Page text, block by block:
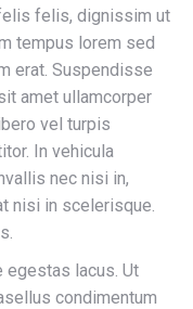
felis, dignissim ut
tempus lorem sed
erat. Suspendisse
amet ullamcorper
vel turpis
In vehicula
nec nisi in,
nisi in scelerisque.
egestas lacus. Ut
condimentum